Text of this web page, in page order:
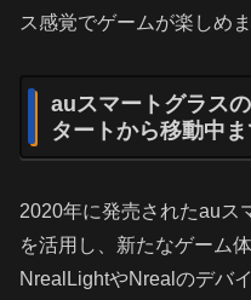
ス感覚でゲームが楽しめま
auスマートグラス
タートから移動中
2020年に発売されたauス
を活用し、新たなゲーム
NrealLightやNrealのデバ